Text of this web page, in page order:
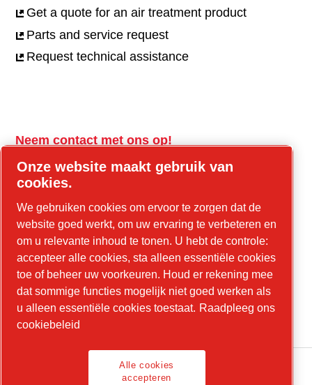
Get a quote for an air treatment product
Parts and service request
Request technical assistance
Neem contact met ons op!
tools.cp.com
mobiele energie!
power-technique.cp.com
LinkedIn
YouTube
Onze website maakt gebruik van
cookies.
We gebruiken cookies om ervoor te zorgen dat de
website goed werkt, om uw ervaring te verbeteren en
om u relevante inhoud te tonen. U hebt de controle:
accepteer alle cookies, sta alleen essentiële cookies
toe of beheer uw voorkeuren. Houd er rekening mee
dat sommige functies mogelijk niet goed werken als
u alleen essentiële cookies toestaat. Raadpleeg ons
cookiebeleid
Alle cookies
accepteren